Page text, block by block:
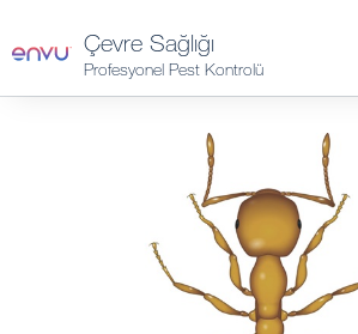
Çevre Sağlığı
Profesyonel Pest Kontrolü
Kontrol Edilen zararlılar
Maxforce® - Güvenilir, Uzun Ömürlü
Kontrolü için Bir Numara